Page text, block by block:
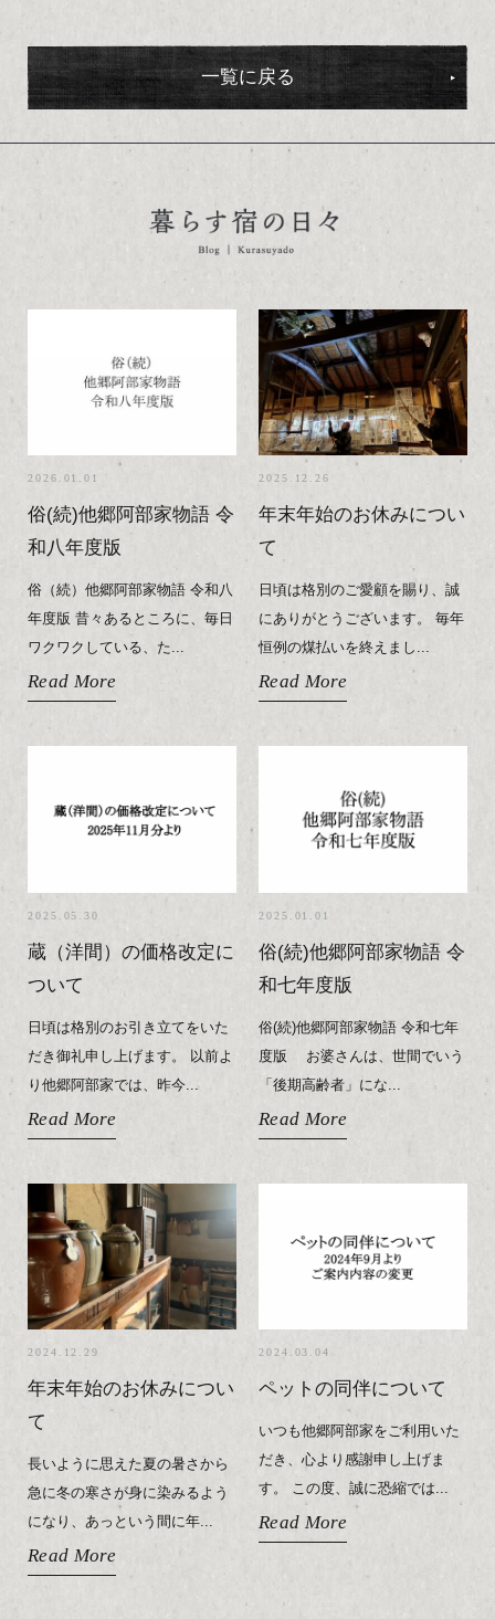
一覧に戻る
2026.01.01
俗(続)他郷阿部家物語 令
和八年度版
俗（続）他郷阿部家物語 令和八
年度版 昔々あるところに、毎日
ワクワクしている、た...
Read More
2025.12.26
年末年始のお休みについ
て
日頃は格別のご愛顧を賜り、誠
にありがとうございます。 毎年
恒例の煤払いを終えまし...
Read More
2025.05.30
蔵（洋間）の価格改定に
ついて
日頃は格別のお引き立てをいた
だき御礼申し上げます。 以前よ
り他郷阿部家では、昨今...
Read More
2025.01.01
俗(続)他郷阿部家物語 令
和七年度版
俗(続)他郷阿部家物語 令和七年
度版 お婆さんは、世間でいう
「後期高齢者」にな...
Read More
2024.12.29
年末年始のお休みについ
て
長いように思えた夏の暑さから
急に冬の寒さが身に染みるよう
になり、あっという間に年...
Read More
2024.03.04
ペットの同伴について
いつも他郷阿部家をご利用いた
だき、心より感謝申し上げま
す。 この度、誠に恐縮では...
Read More